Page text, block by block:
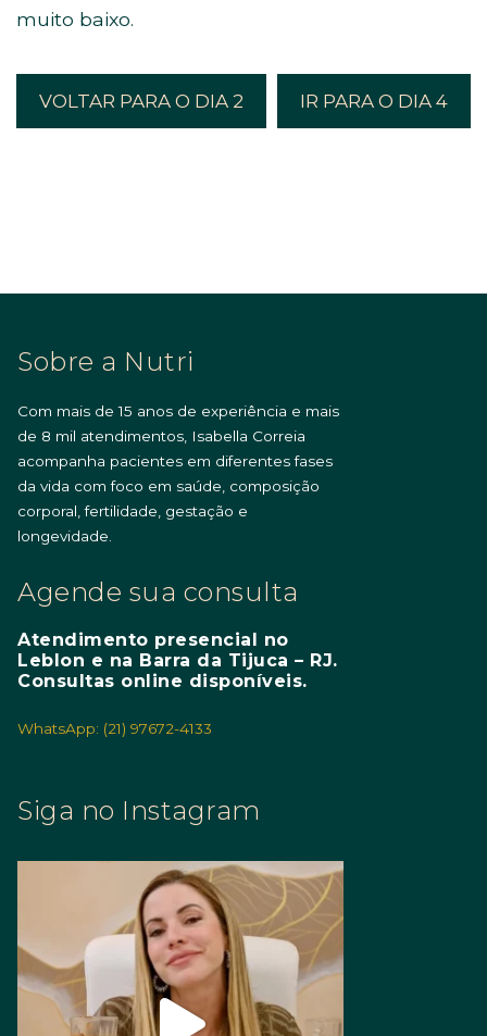
muito baixo.
VOLTAR PARA O DIA 2 IR PARA O DIA 4
Sobre a Nutri
Com mais de 15 anos de experiência e mais
de 8 mil atendimentos, Isabella Correia
acompanha pacientes em diferentes fases
da vida com foco em saúde, composição
corporal, fertilidade, gestação e
longevidade.
Agende sua consulta
Atendimento presencial no
Leblon e na Barra da Tijuca – RJ.
Consultas online disponíveis.
WhatsApp: (21) 97672-4133
Siga no Instagram